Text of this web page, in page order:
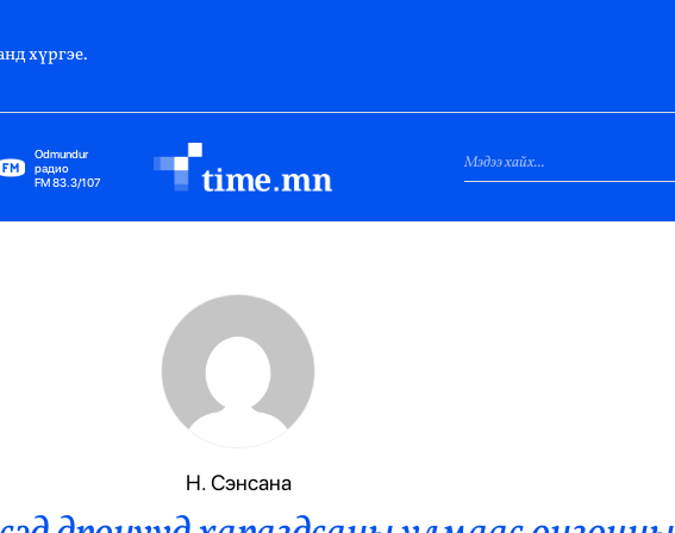
хүргэе.
Odmundur
радио
FM 83.3/107
Гадаад Харилцаа
Элчин Сайд
Засгийн Газар
Н. Сэнсана